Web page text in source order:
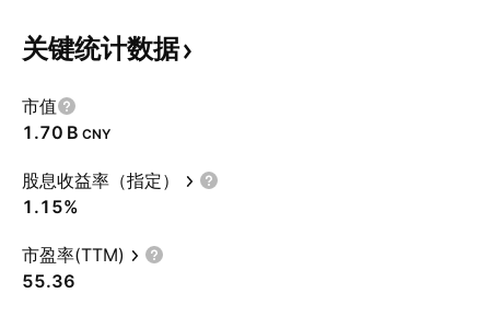
关键统计数据
市值
‪1.70 B‬ CNY
股息收益率（指定）
1.15%
市盈率(TTM)
55.36